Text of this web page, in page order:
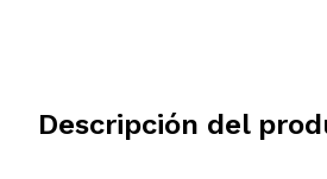
Descripción del